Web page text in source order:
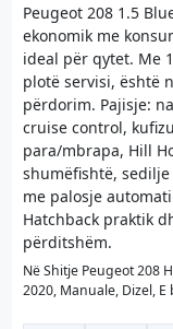
Peugeot 208 1.5
ekonomik me
ideal për qytet. Me
plotë servisi, është
përdorim. Pajisje:
cruise control,
para/mbrapa, Hill
shumëfishtë,
me palosje
Hatchback praktik
përditshëm.
Në Shitje Peugeot 208
2020, Manuale, Dizel,